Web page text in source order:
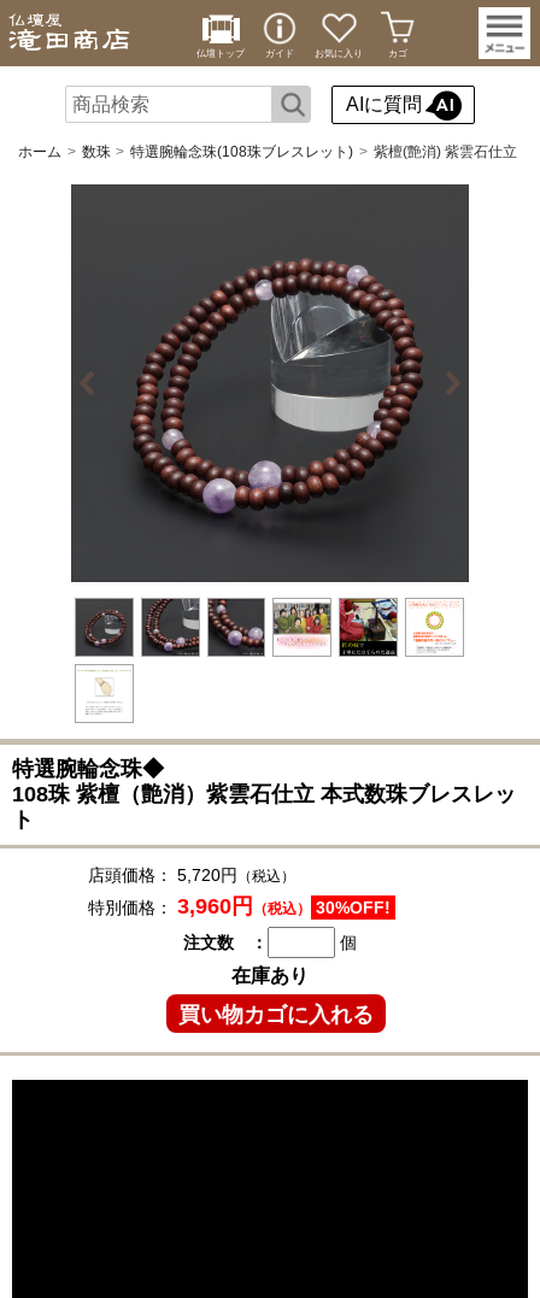
仏壇トップ ガイド お気に入り カゴ
AIに質問
ホーム 数珠 特選腕輪念珠(108珠ブレスレット) 紫檀(艶消) 紫雲石仕立
特選腕輪念珠◆
108珠 紫檀（艶消）紫雲石仕立 本式数珠ブレスレッ
ト
店頭価格： 5,720円 （税込）
特別価格： 3,960円 （税込）
30%OFF!
注文数 ：
個
在庫あり